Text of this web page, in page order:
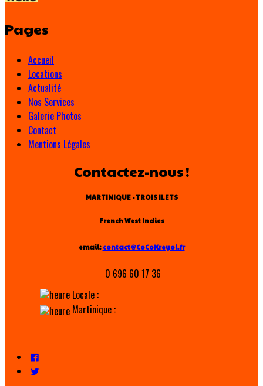
Pages
Accueil
Locations
Actualité
Nos Services
Galerie Photos
Contact
Mentions Légales
Contactez-nous !
MARTINIQUE - TROIS ILETS
French West Indies
email: contact@CoCoKreyol.fr
0 696 60 17 36
Locale :
Martinique :